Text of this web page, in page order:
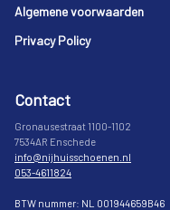
Footer
Algemene voorwaarden
Privacy Policy
Contact
Gronausestraat 1100-1102
7534AR Enschede
info@nijhuisschoenen.nl
053-4611824
BTW nummer: NL 001944659B46